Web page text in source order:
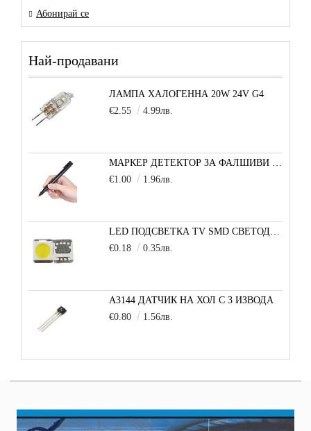
Абонирай се
Най-продавани
ЛАМПА ХАЛОГЕННА 20W 24V G4
€2.55
4.99лв.
МАРКЕР ДЕТЕКТОР ЗА ФАЛШИВИ БАНКНОТИ
€1.00
1.96лв.
LED ПОДСВЕТКА TV SMD СВЕТОДИОД 2835 2W 3V МАЛКА+
€0.18
0.35лв.
A3144 ДАТЧИК НА ХОЛ С 3 ИЗВОДА
€0.80
1.56лв.